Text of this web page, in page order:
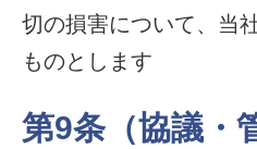
切の損害について、当
ものとします
第9条（協議・